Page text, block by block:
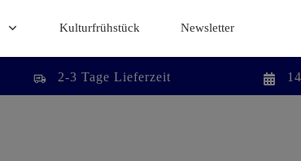
Kulturfrühstück Newsletter
2-3 Tage Lieferzeit